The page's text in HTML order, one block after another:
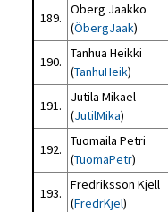
189.
Öberg Jaakko
(ÖbergJaak)
190.
Tanhua Heikki
(TanhuHeik)
191.
Jutila Mikael
(JutilMika)
192.
Tuomaila Petri
(TuomaPetr)
193.
Fredriksson Kjell
(FredrKjel)